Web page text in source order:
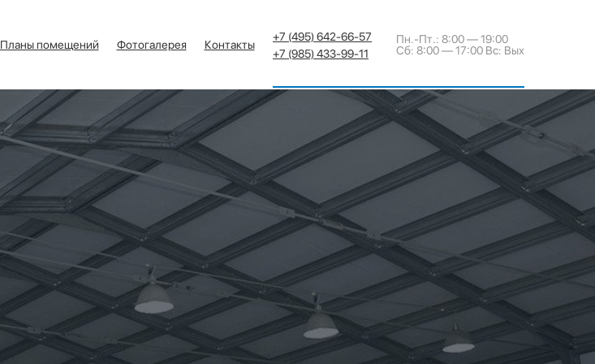
Планы помещений Фотогалерея Контакты
+7 (495) 642-66-57
+7 (985) 433-99-11
Пн.-Пт.: 8:00 — 19:00
Сб: 8:00 — 17:00 Вс: Вых